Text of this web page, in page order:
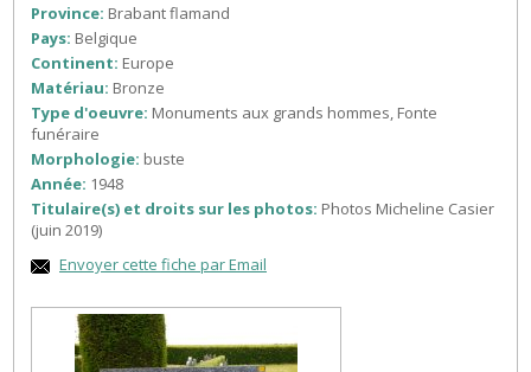
Province: Brabant flamand
Pays: Belgique
Continent: Europe
Matériau: Bronze
Type d'oeuvre: Monuments aux grands hommes, Fonte
funéraire
Morphologie: buste
Année: 1948
Titulaire(s) et droits sur les photos: Photos Micheline Casier
(juin 2019)
Envoyer cette fiche par Email